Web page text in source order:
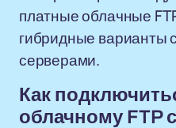
платные облачные
гибридные варианты
серверами.
Как
облачному FTP